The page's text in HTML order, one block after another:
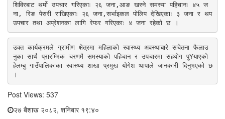
शिविरबाट थर्मो उपचार गरिएकाः २६ जना,आङ खस्ने समस्या पहिचानः ४५ ज
ना, रिङ पेसरी राखिएकाः २६ जना,सर्भाइकल पोलिप देखिएकाः ३ जना र थप
उपचार तथा अप्रेशनका लागि रेफर गरिएकाः ४ जना रहेको छ ।
उक्त कार्यक्रमले ग्रामीण क्षेत्रमा महिलाको स्वास्थ्य अवस्थाबारे सचेतना फैलाउ
नुका साथै प्रारम्भिक चरणमै समस्याको पहिचान र उपचारमा सहयोग पु¥याएको
हेलम्बु गाउँपालिकाका स्वास्थ्य शाखा प्रमुख योगेश थापाले जानकारी दिनुभएको छ
।
Post Views: 537
२७ बैशाख २०८२, शनिबार १९:४०